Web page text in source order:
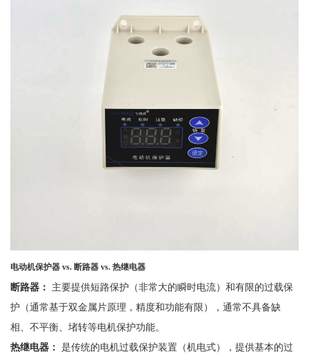
电动机保护器 vs. 断路器 vs. 热继电器
断路器： 主要提供短路保护（非常大的瞬时电流）和有限的过载保
护（通常基于双金属片原理，精度和功能有限），通常不具备缺
相、不平衡、堵转等电机保护功能。
热继电器： 是传统的电机过载保护装置（机电式），提供基本的过